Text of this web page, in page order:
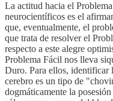
La actitud hacia el
neurocientíficos es el
que, eventualmente, el
que trata de resolver el
respecto a este alegre
Problema Fácil nos lleva
Duro. Para ellos, identificar
cerebro es un tipo de
dogmáticamente la